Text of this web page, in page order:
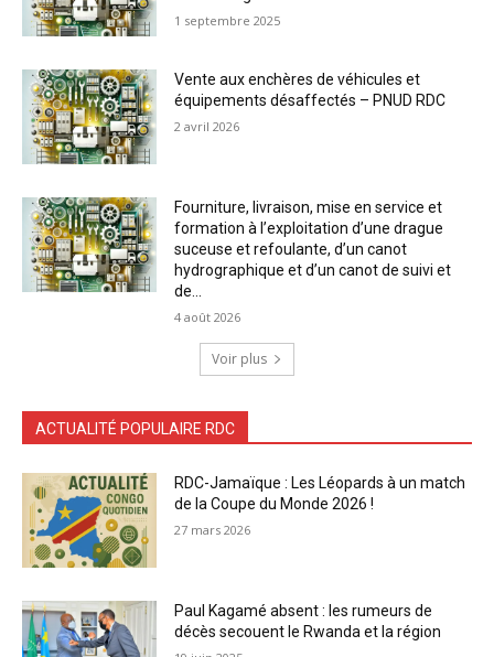
1 septembre 2025
Vente aux enchères de véhicules et
équipements désaffectés – PNUD RDC
2 avril 2026
Fourniture, livraison, mise en service et
formation à l’exploitation d’une drague
suceuse et refoulante, d’un canot
hydrographique et d’un canot de suivi et
de...
4 août 2026
Voir plus
ACTUALITÉ POPULAIRE RDC
RDC-Jamaïque : Les Léopards à un match
de la Coupe du Monde 2026 !
27 mars 2026
Paul Kagamé absent : les rumeurs de
décès secouent le Rwanda et la région